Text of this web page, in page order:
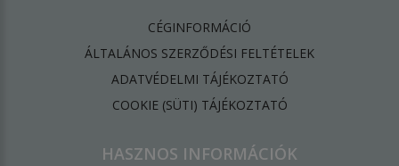
CÉGINFORMÁCIÓ
ÁLTALÁNOS SZERZŐDÉSI FELTÉTELEK
ADATVÉDELMI TÁJÉKOZTATÓ
​COOKIE (SÜTI) TÁJÉKOZTATÓ
HASZNOS INFORMÁCIÓK